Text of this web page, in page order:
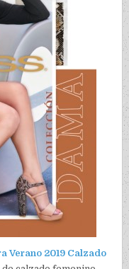
Verano 2019 Calzado